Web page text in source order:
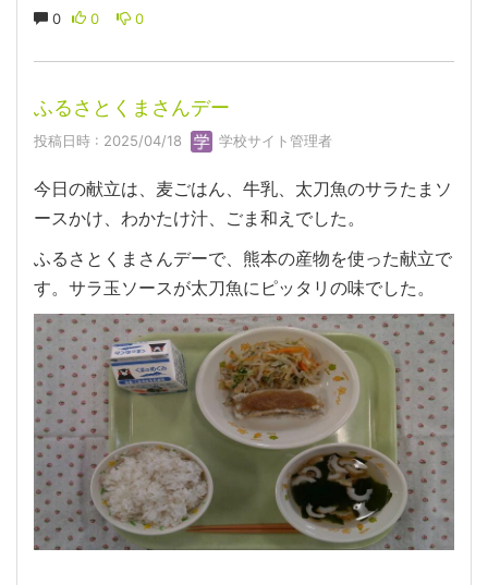
0 0 0
ふるさとくまさんデー
投稿日時 : 2025/04/18 学校サイト管理者
今日の献立は、麦ごはん、牛乳、太刀魚のサラたまソ
ースかけ、わかたけ汁、ごま和えでした。
ふるさとくまさんデーで、熊本の産物を使った献立で
す。サラ玉ソースが太刀魚にピッタリの味でした。